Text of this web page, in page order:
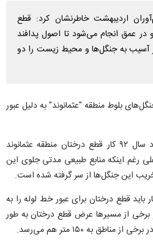
اردیبهشت خاطرنشان کرد: قطع
عمق انجام می‌شود تا اصول پدافند
آسیب به جنگل‌ها و محیط زیست را دو
بلوط منطقه "عثمانوند" به دلیل عبور
زهرا میرمعینی،اظهار کرد: از حدود سال ۹۲ کار قطع درختان منطقه عثمانوند
رغم اینکه منابع طبیعی مدتی جلوی این
تخریب این جنگل‌ها از سر گرفته شده است.
باید قطع درختان برای عبور خط لوله را به
در برخی از مسیرها عرض قطع درختان به طور